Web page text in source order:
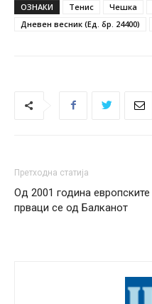
ОЗНАКИ Тенис Чешка
Дневен весник (Ед. бр. 24400)
Претходна статија
Од 2001 година европските
прваци се од Балканот